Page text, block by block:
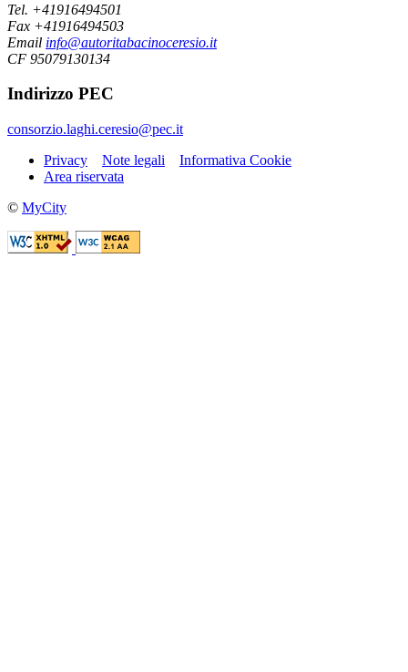
Tel. +41916494501
Fax +41916494503
Email info@autoritabacinoceresio.it
CF 95079130134
Indirizzo PEC
consorzio.laghi.ceresio@pec.it
Privacy
Note legali
Informativa Cookie
Area riservata
© MyCity